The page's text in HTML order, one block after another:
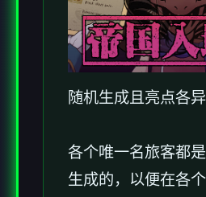
随机生成且亮点各
各个唯一名旅客都
生成的，以便在各